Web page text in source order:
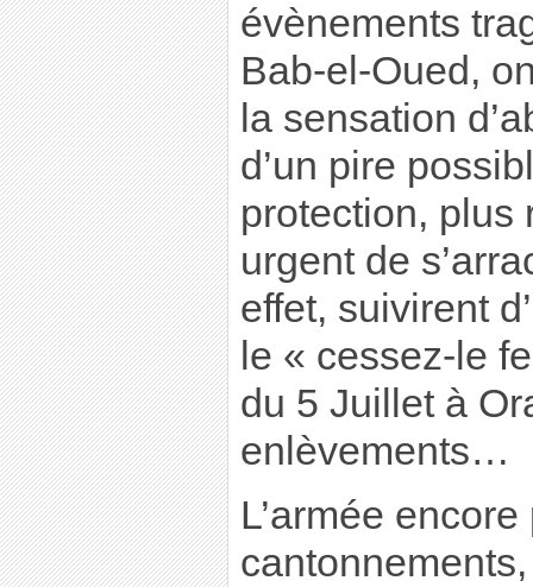
évènements
Bab-el-Oued,
la sensation
d’un pire
protection, plus
urgent de
effet, suivirent
le « cessez-le
du 5 Juillet à
enlèvements…
L’armée